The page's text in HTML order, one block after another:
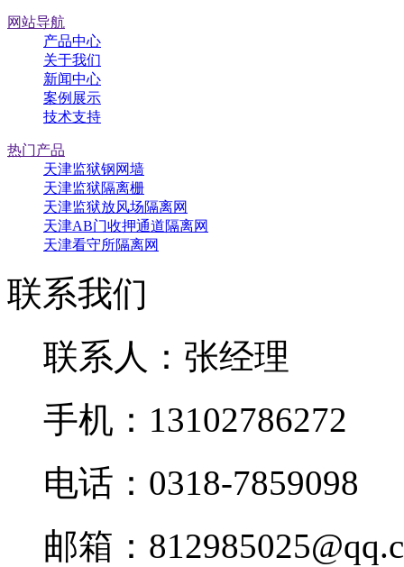
网站导航
产品中心
关于我们
新闻中心
案例展示
技术支持
热门产品
天津监狱钢网墙
天津监狱隔离栅
天津监狱放风场隔离网
天津AB门收押通道隔离网
天津看守所隔离网
联系我们
联系人：张经理
手机：13102786272
电话：0318-7859098
邮箱：